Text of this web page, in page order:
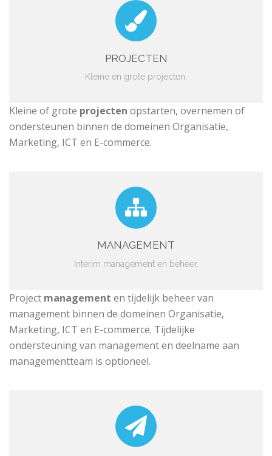
PROJECTEN
Kleine en grote projecten.
Kleine of grote projecten opstarten, overnemen of
ondersteunen binnen de domeinen Organisatie,
Marketing, ICT en E-commerce.
MANAGEMENT
Interim management en beheer.
Project management en tijdelijk beheer van
management binnen de domeinen Organisatie,
Marketing, ICT en E-commerce. Tijdelijke
ondersteuning van management en deelname aan
managementteam is optioneel.